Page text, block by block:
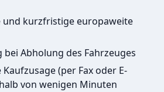
und kurzfristige europaweite
bei Abholung des Fahrzeuges
(per Fax oder E-
von wenigen Minuten